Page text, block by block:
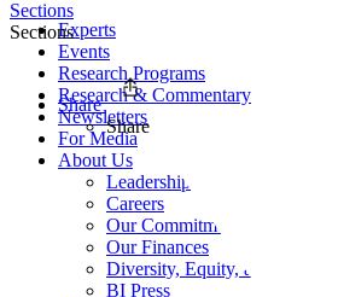
Experts
Events
Research Programs
Research & Commentary
Newsletters
For Media
About Us
Leadership
Careers
Our Commitments
Our Finances
Diversity, Equity, and Inclusion
BI Press
Sections
Sections
Share
Share